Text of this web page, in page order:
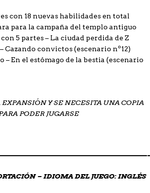
con 18 nuevas habilidades en total
para la campaña del templo antiguo
5 partes – La ciudad perdida de Z
Cazando convictos (escenario nº12)
– En el estómago de la bestia (escenario
EXPANSIÓN Y SE NECESITA UNA COPIA
PODER JUGARSE
– IDIOMA DEL JUEGO: INGLÉS